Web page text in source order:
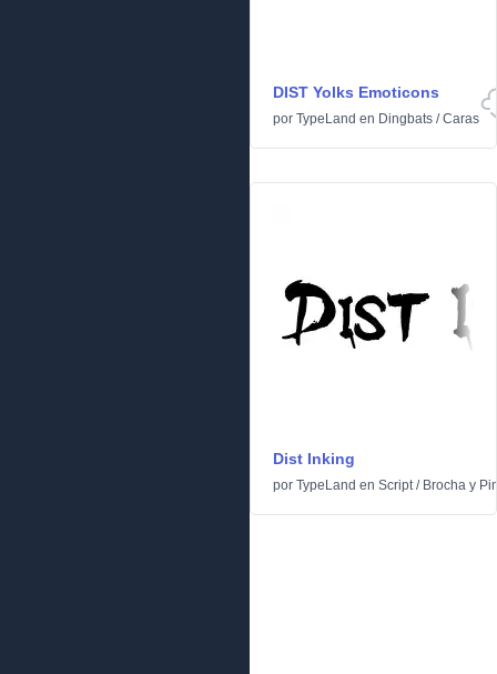
DIST Yolks Emoticons
por TypeLand en Dingbats /Caras
Dist Inking
por TypeLand en Script/ Brocha y